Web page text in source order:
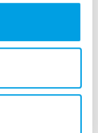
1945